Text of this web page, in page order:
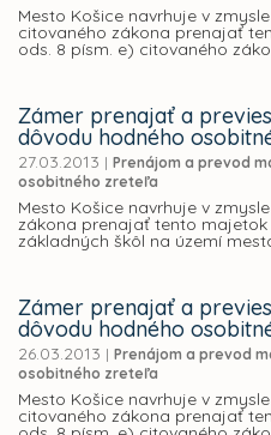
Mesto Košice navrhuje v
citovaného zákona prenajať
ods. 8 písm. e) citovaného
Zámer prenajať a
dôvodu hodného
27.03.2013 | Prenájom a prevod
osobitného zreteľa
Mesto Košice navrhuje v
zákona prenajať tento
základných škôl na území
Zámer prenajať a
dôvodu hodného
26.03.2013 | Prenájom a prevod
osobitného zreteľa
Mesto Košice navrhuje v
citovaného zákona prenajať